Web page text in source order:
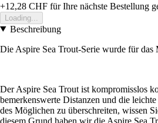
+12,28 CHF für Ihre nächste Bestellung
Loading...
Beschreibung
Die Aspire Sea Trout-Serie wurde für
Der Aspire Sea Trout ist kompromisslos
bemerkenswerte Distanzen und die
des Möglichen zu überschreiten, wissen
diesem Grund haben wir die Aspire Sea